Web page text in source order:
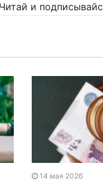
Читай и
14 мая 2026